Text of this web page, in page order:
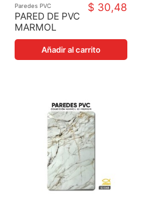
Paredes PVC
PARED DE PVC
MARMOL
LAMINADO 27
122X244X3MM
$ 30,48
Añadir al carrito